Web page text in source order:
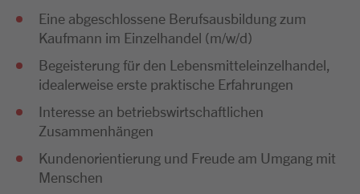
Eine abgeschlossene Berufsausbildung zum
Kaufmann im Einzelhandel (m/w/d)
Begeisterung für den Lebensmitteleinzelhandel,
idealerweise erste praktische Erfahrungen
Interesse an betriebswirtschaftlichen
Zusammenhängen
Kundenorientierung und Freude am Umgang mit
Menschen